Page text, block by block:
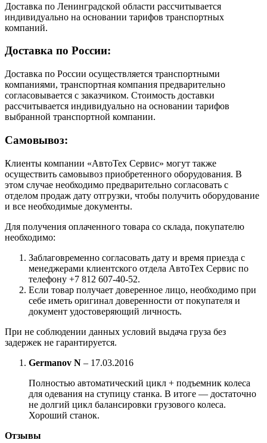
Доставка по Ленинградской области рассчитывается
индивидуально на основании тарифов транспортных
компаний.
Доставка по России:
Доставка по России осуществляется транспортными
компаниями, транспортная компания предварительно
согласовывается с заказчиком. Стоимость доставки
рассчитывается индивидуально на основании тарифов
выбранной транспортной компании.
Самовывоз:
Клиенты компании «АвтоТех Сервис» могут также
осуществить самовывоз приобретенного оборудования. В
этом случае необходимо предварительно согласовать с
отделом продаж дату отгрузки, чтобы получить оборудование
и все необходимые документы.
Для получения оплаченного товара со склада, покупателю
необходимо:
Заблаговременно согласовать дату и время приезда с
менеджерами клиентского отдела АвтоТех Сервис по
телефону +7 812 607-40-52.
Если товар получает доверенное лицо, необходимо при
себе иметь оригинал доверенности от покупателя и
документ удостоверяющий личность.
При не соблюдении данных условий выдача груза без
задержек не гарантируется.
Germanov N – 17.03.2016
Полностью автоматический цикл + подъемник колеса
для одевания на ступицу станка. В итоге — достаточно
не долгий цикл балансировки грузового колеса.
Хороший станок.
Отзывы